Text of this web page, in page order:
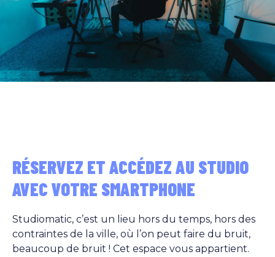
RÉSERVEZ ET ACCÉDEZ AU STUDIO
AVEC VOTRE SMARTPHONE
Studiomatic, c’est un lieu hors du temps, hors des
contraintes de la ville, où l’on peut faire du bruit,
beaucoup de bruit ! Cet espace vous appartient.